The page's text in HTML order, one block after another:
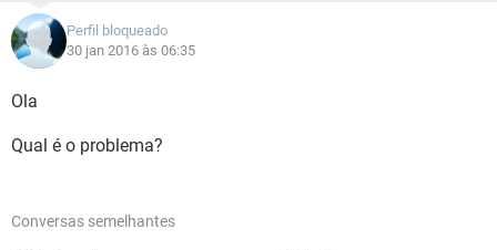
Perfil bloqueado
30 jan 2016 às 06:35
Ola
Qual é o problema?
Conversas semelhantes